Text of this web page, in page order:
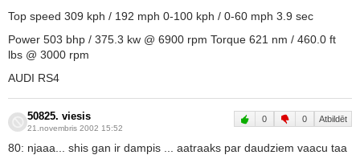
Top speed 309 kph / 192 mph 0-100 kph / 0-60 mph 3.9 sec
Power 503 bhp / 375.3 kw @ 6900 rpm Torque 621 nm / 460.0 ft
lbs @ 3000 rpm
AUDI RS4
50825. viesis
21.novembris 2002 15:52
0 0 Atbildēt
80: njaaa... shis gan ir dampis ... aatraaks par daudziem vaacu taa